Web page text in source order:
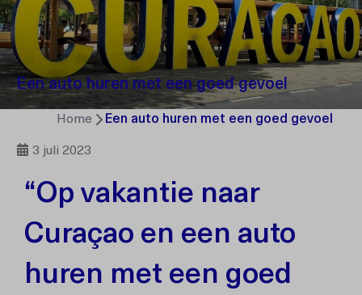
Een auto huren met een goed gevoel
Home Een auto huren met een goed gevoel
3 juli 2023
“Op vakantie naar
Curaçao en een auto
huren met een goed